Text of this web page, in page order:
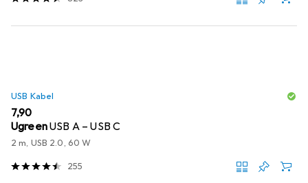
USB Kabel
EUR
7,90
UgreenUSB A – USB C
2 m, USB 2.0, 60 W
255